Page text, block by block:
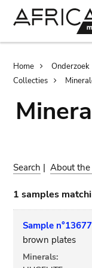
Home Onderzoek
Collecties
Search |About
1 samples
Sample
brown plates
Minerals: